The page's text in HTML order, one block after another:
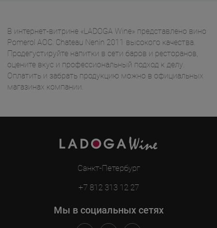
В интернет-витрине «LADOGA Wine» представлено вино
Pomerol AOC. Chateau Nenin 2011 высокого качества.
Продегустируйте напитки в сети баров и ресторанов,
оцените вкус и профессиональный подход к делу.
Оплатить и забрать продукцию можно в официальных
магазинах компании.
Санкт-Петербург
+7 812 313 12 27
Мы в социальных сетях